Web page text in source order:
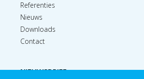
Referenties
Nieuws
Downloads
Contact
NIEUWSBRIEF